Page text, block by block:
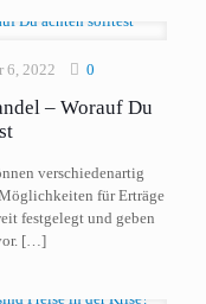
6, 2022 0
– Worauf Du
verschiedenartig
für Erträge
festgelegt und geben
[…]